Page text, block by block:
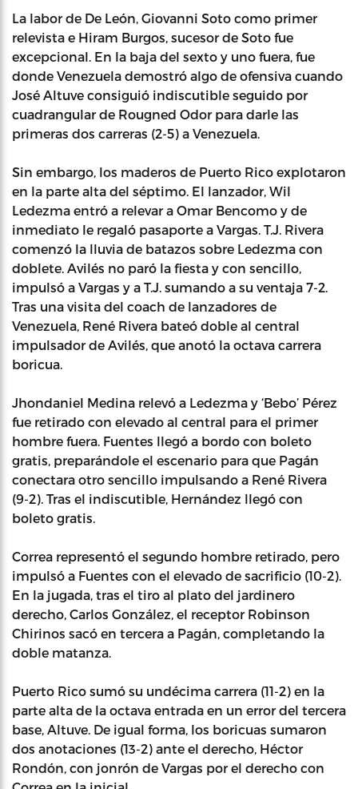
La labor de De León, Giovanni Soto como primer
relevista e Hiram Burgos, sucesor de Soto fue
excepcional. En la baja del sexto y uno fuera, fue
donde Venezuela demostró algo de ofensiva cuando
José Altuve consiguió indiscutible seguido por
cuadrangular de Rougned Odor para darle las
primeras dos carreras (2-5) a Venezuela.
Sin embargo, los maderos de Puerto Rico explotaron
en la parte alta del séptimo. El lanzador, Wil
Ledezma entró a relevar a Omar Bencomo y de
inmediato le regaló pasaporte a Vargas. T.J. Rivera
comenzó la lluvia de batazos sobre Ledezma con
doblete. Avilés no paró la fiesta y con sencillo,
impulsó a Vargas y a T.J. sumando a su ventaja 7-2.
Tras una visita del coach de lanzadores de
Venezuela, René Rivera bateó doble al central
impulsador de Avilés, que anotó la octava carrera
boricua.
Jhondaniel Medina relevó a Ledezma y ‘Bebo’ Pérez
fue retirado con elevado al central para el primer
hombre fuera. Fuentes llegó a bordo con boleto
gratis, preparándole el escenario para que Pagán
conectara otro sencillo impulsando a René Rivera
(9-2). Tras el indiscutible, Hernández llegó con
boleto gratis.
Correa representó el segundo hombre retirado, pero
impulsó a Fuentes con el elevado de sacrificio (10-2).
En la jugada, tras el tiro al plato del jardinero
derecho, Carlos González, el receptor Robinson
Chirinos sacó en tercera a Pagán, completando la
doble matanza.
Puerto Rico sumó su undécima carrera (11-2) en la
parte alta de la octava entrada en un error del tercera
base, Altuve. De igual forma, los boricuas sumaron
dos anotaciones (13-2) ante el derecho, Héctor
Rondón, con jonrón de Vargas por el derecho con